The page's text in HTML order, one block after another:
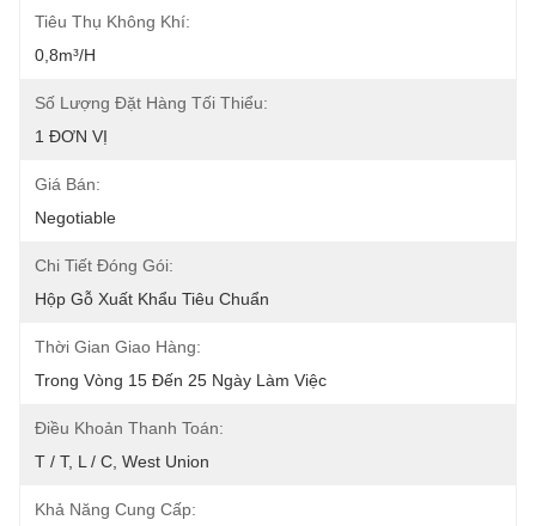
Tiêu Thụ Không Khí:
0,8m³/h
Số Lượng Đặt Hàng Tối Thiểu:
1 ĐƠN VỊ
Giá Bán:
Negotiable
Chi Tiết Đóng Gói:
Hộp Gỗ Xuất Khẩu Tiêu Chuẩn
Thời Gian Giao Hàng:
Trong Vòng 15 Đến 25 Ngày Làm Việc
Điều Khoản Thanh Toán:
T / T, L / C, West Union
Khả Năng Cung Cấp: